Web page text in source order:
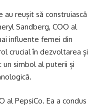
reușit să construiască
Sandberg, COO al
influente femei din
crucial în dezvoltarea și
simbol al puterii și
al PepsiCo. Ea a condus